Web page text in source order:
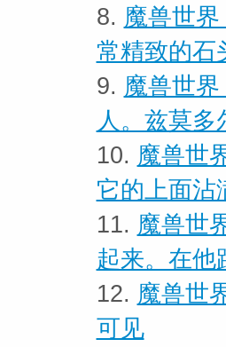
8. 魔兽世
常精致的石
9. 魔兽世
人。兹莫多
10. 魔兽世
它的上面沾
11. 魔兽世
起来。在他
12. 魔兽世
可见